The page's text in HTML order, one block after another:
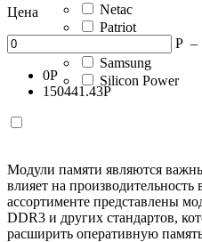
Netac
Patriot
Samsung
Silicon Power
Цена
Р –
0Р
150441.43Р
Модули памяти являются
влияет на
ассортименте представлены
DDR3 и других стандартов,
расширить оперативную